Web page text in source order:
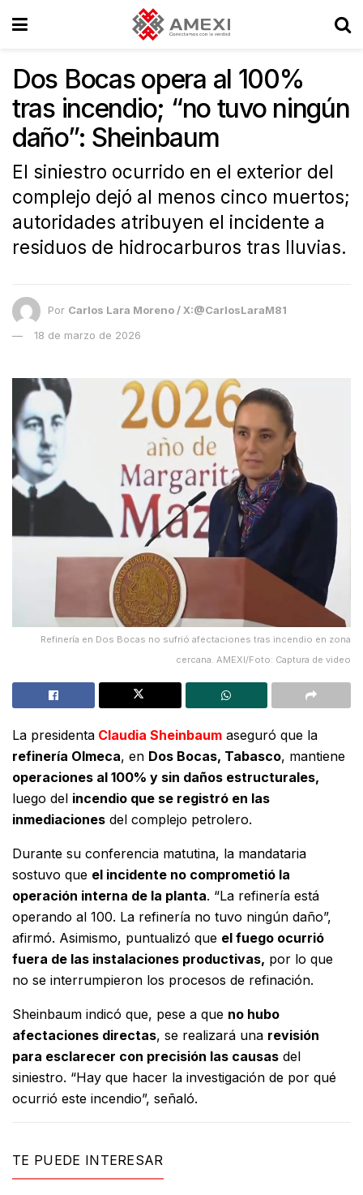
Dos Bocas opera al 100%
tras incendio; “no tuvo ningún
daño”: Sheinbaum
El siniestro ocurrido en el exterior del
complejo dejó al menos cinco muertos;
autoridades atribuyen el incidente a
residuos de hidrocarburos tras lluvias.
Por Carlos Lara Moreno / X:@CarlosLaraM81
18 de marzo de 2026
Refinería en Dos Bocas no sufrió afectaciones tras incendio en zona
cercana. AMEXI/Foto: Captura de video
La presidenta Claudia Sheinbaum aseguró que la
refinería Olmeca, en Dos Bocas, Tabasco, mantiene
operaciones al 100% y sin daños estructurales,
luego del incendio que se registró en las
inmediaciones del complejo petrolero.
Durante su conferencia matutina, la mandataria
sostuvo que el incidente no comprometió la
operación interna de la planta. “La refinería está
operando al 100. La refinería no tuvo ningún daño”,
afirmó. Asimismo, puntualizó que el fuego ocurrió
fuera de las instalaciones productivas, por lo que
no se interrumpieron los procesos de refinación.
Sheinbaum indicó que, pese a que no hubo
afectaciones directas, se realizará una revisión
para esclarecer con precisión las causas del
siniestro. “Hay que hacer la investigación de por qué
ocurrió este incendio”, señaló.
TE PUEDE INTERESAR